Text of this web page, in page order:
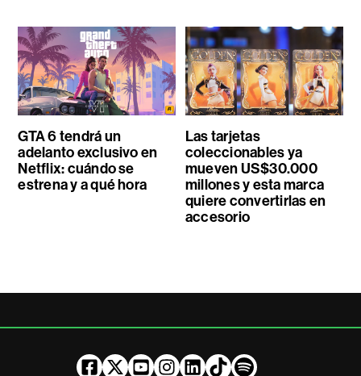
GTA 6 tendrá un
adelanto exclusivo en
Netflix: cuándo se
estrena y a qué hora
Las tarjetas
coleccionables ya
mueven US$30.000
millones y esta marca
quiere convertirlas en
accesorio